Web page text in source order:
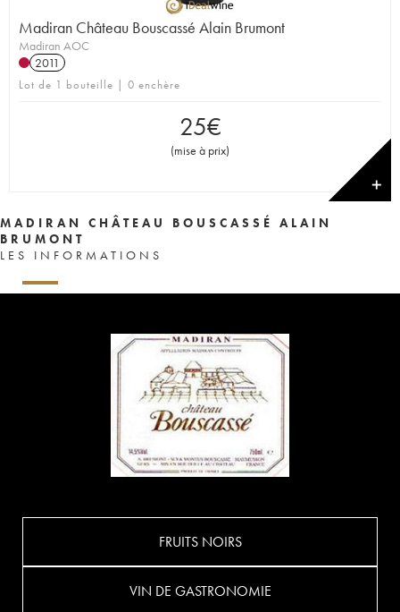
Madiran Château Bouscassé Alain Brumont
Madiran AOC
2011
Lot de 1 bouteille | 0 enchère
25€
(mise à prix)
✕
MADIRAN CHÂTEAU BOUSCASSÉ ALAIN
BRUMONT
LES INFORMATIONS
FRUITS NOIRS
VIN DE GASTRONOMIE